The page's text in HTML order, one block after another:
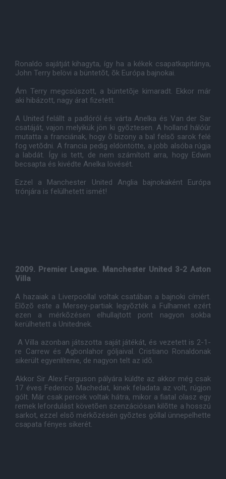
Ronaldo sajátját kihagyta, így ha a kékek csapatkapitánya,
John Terry belövi a büntetõt, õk Európa bajnokai.
Ám Terry megcsúszott, a büntetõje kimaradt. Ekkor már
aki hibázott, nagy árat fizetett.
A United felállt a padlóról és várta Anelka és Van der Sar
csatáját, vajon melyikük jön ki gyõztesen. A holland hálóûr
mutatta a franciának, hogy õ bizony a bal felsõ sarok felé
fog vetõdni. A francia pedig eldöntötte, a jobb alsóba rúgja
a labdát. Így is tett, de nem számított arra, hogy Edwin
becsapta és kivédte Anelka lövését.
Ezzel a Manchester United Anglia bajnokaként Európa
trónjára is felülhetett ismét!
2009. Premier League. Manchester United 3-2 Aston
Villa
A hazaiak a Liverpoollal voltak csatában a bajnoki címért.
Elõzõ este a Mersey-partiak legyõzték a Fulhamet ezért
ezen a mérkõzésen elhullajtott pont nagyon sokba
kerülhetett a Unitednek.
A Villa azonban játszotta saját játékát, és vezetett is 2-1-
re Carrew és Agbonlahor góljaival. Cristiano Ronaldonak
sikerült egyenlítenie, de nagyon telt az idõ.
Akkor Sir Alex Ferguson pályára küldte az akkor még csak
17 éves Federico Machedat, kinek feladata az volt, rúgjon
gólt. Már csak percek voltak hátra, mikor a fiatal olasz egy
remek lefordulást követõen szenzációsan kilõtte a hosszú
sarkot, ezzel elsõ mérkõzésén gyõztes góllal ünnepelhette
csapata fényes sikerét.